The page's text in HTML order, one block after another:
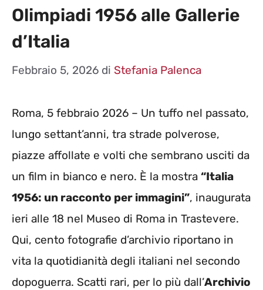
Olimpiadi 1956 alle Gallerie
d’Italia
Febbraio 5, 2026 di Stefania Palenca
Roma, 5 febbraio 2026 – Un tuffo nel passato,
lungo settant’anni, tra strade polverose,
piazze affollate e volti che sembrano usciti da
un film in bianco e nero. È la mostra “Italia
1956: un racconto per immagini”, inaugurata
ieri alle 18 nel Museo di Roma in Trastevere.
Qui, cento fotografie d’archivio riportano in
vita la quotidianità degli italiani nel secondo
dopoguerra. Scatti rari, per lo più dall’Archivio